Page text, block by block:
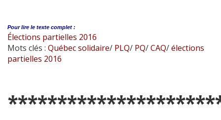
Pour lire le texte complet :
Élections partielles 2016
Mots clés : Québec solidaire/ PLQ/ PQ/CAQ/élections
partielles 2016